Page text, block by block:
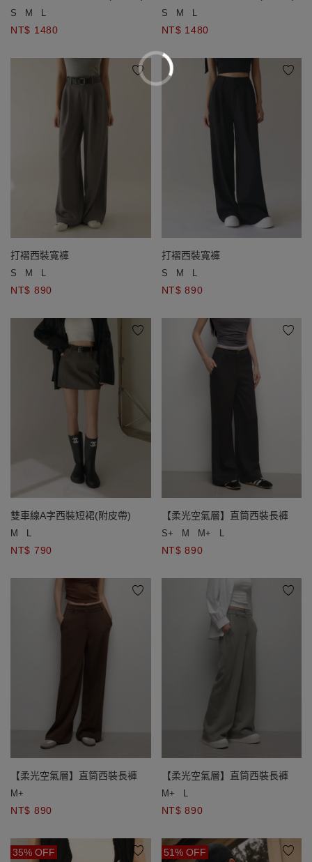
S M L
NT$ 1480
S M L
NT$ 1480
打褶西裝寬褲
S M L
NT$ 890
打褶西裝寬褲
S M L
NT$ 890
雙車線A字西裝短裙(附皮帶)
M L
NT$ 790
【柔光空氣層】直筒西裝長褲
S+ M M+ L
NT$ 890
【柔光空氣層】直筒西裝長褲
M+
NT$ 890
【柔光空氣層】直筒西裝長褲
M+ L
NT$ 890
35% OFF 51% OFF